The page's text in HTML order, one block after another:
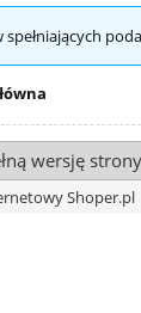
wersję strony
Shoper.pl